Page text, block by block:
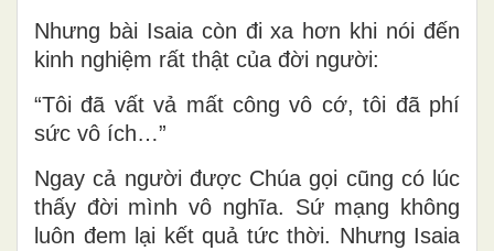
Nhưng bài Isaia còn đi xa hơn khi nói đến
kinh nghiệm rất thật của đời người:
“Tôi đã vất vả mất công vô cớ, tôi đã phí
sức vô ích…”
Ngay cả người được Chúa gọi cũng có lúc
thấy đời mình vô nghĩa. Sứ mạng không
luôn đem lại kết quả tức thời. Nhưng Isaia